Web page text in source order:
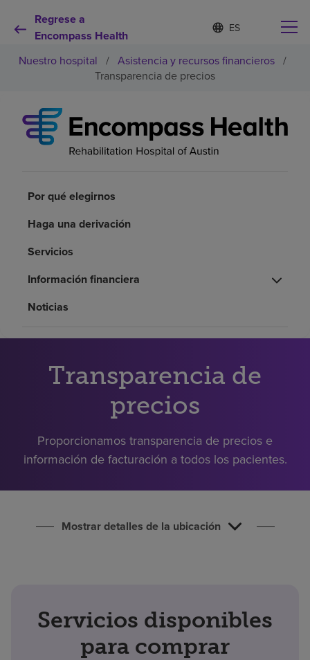
Regrese a
Encompass Health
Lista
de
contraída
d
o
m
e
c
Por qué debe elegirnos
Pacientes y cuidadores
Acerca de nosotros
Inversores
Nuestro hospital / Asistencia y recursos financieros /
Transparencia de precios
Por qué elegirnos
Haga una derivación
Servicios
Información financiera
Noticias
Transparencia de
precios
Proporcionamos transparencia de precios e
información de facturación a todos los pacientes.
Mostrar detalles de la ubicación
Servicios disponibles
para comprar